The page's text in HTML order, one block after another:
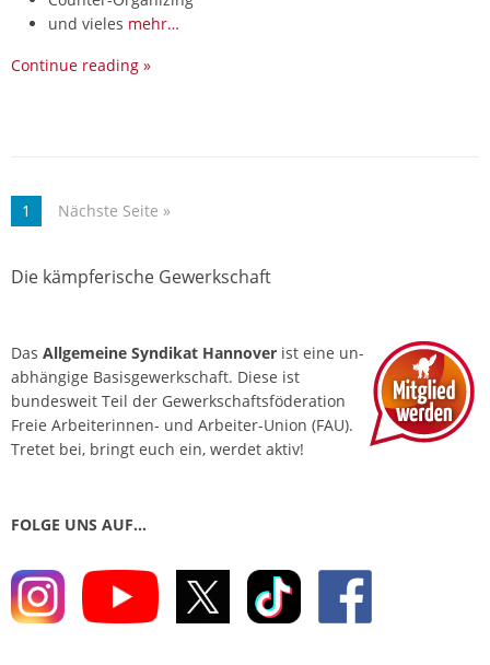
und vieles mehr…
Continue reading »
1 Nächste Seite »
Die kämpferische Gewerkschaft
Das Allgemeine Syndikat Hannover ist eine un­
abhängige Basis­gewerkschaft. Diese ist
bundesweit Teil der Gewerkschafts­föderation
Freie Arbeiterinnen- und Arbeiter-Union (FAU).
Tretet bei, bringt euch ein, werdet aktiv!
FOLGE UNS AUF…